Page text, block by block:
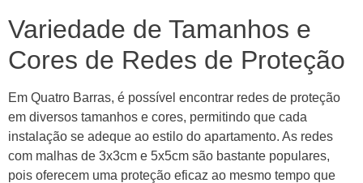
Variedade de Tamanhos e
Cores de Redes de Proteção
Em Quatro Barras, é possível encontrar redes de proteção
em diversos tamanhos e cores, permitindo que cada
instalação se adeque ao estilo do apartamento. As redes
com malhas de 3x3cm e 5x5cm são bastante populares,
pois oferecem uma proteção eficaz ao mesmo tempo que